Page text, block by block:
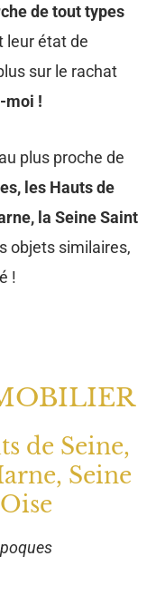
de tout types
leur état de
sur le rachat
moi !
plus proche de
les Hauts de
la Seine Saint
objets similaires,
!
de Seine,
Seine